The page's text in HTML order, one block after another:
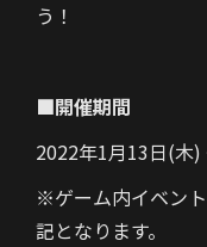
う！
■開催期間
2022年1月13日(木
※ゲーム内イベン
記となります。